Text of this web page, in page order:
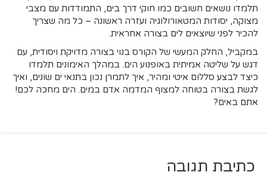
תלמדו נושאים חשובים כמו חוקי דרך בים, התמודדות עם מצבי
מצוקה, יסודות המטאורולוגיה ועזרה ראשונה – כל מה שצריך
להכיר לפני שיוצאים לים בצורה אחראית.
במקביל, החלק המעשי של הקורס בנוי בצורה מדויקת ויסודית, עם
דגש על שליטה אמיתית באופנוע הים. במהלך האימונים תלמדו
כיצד לבצע סללום איטי ומהיר, איך לתמרן נכון בתנאי ים שונים, ואיך
לגשת בצורה בטוחה למצוף המדמה אדם במים. הים מחכה לכם!
אתם באים?
כתיבת תגובה